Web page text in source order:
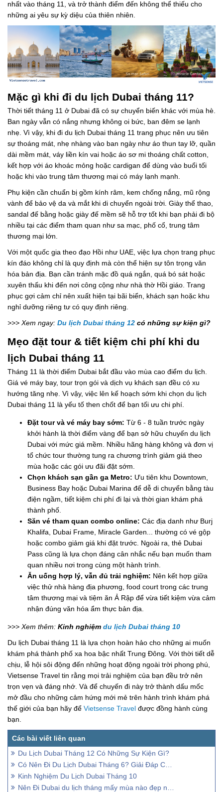
nhất vào tháng 11, và trở thành điểm đến không thể thiếu cho
những ai yêu sự kỳ diệu của thiên nhiên.
Mặc gì khi đi du lịch Dubai tháng 11?
Thời tiết tháng 11 ở Dubai đã có sự chuyển biến khác với mùa hè.
Ban ngày vẫn có nắng nhưng không oi bức, ban đêm se lạnh
nhẹ. Vì vậy, khi đi du lịch Dubai tháng 11 trang phục nên ưu tiên
sự thoáng mát, nhẹ nhàng vào ban ngày như áo thun tay lỡ, quần
dài mềm mát, váy liền kín vai hoặc áo sơ mi thoáng chất cotton,
kết hợp với áo khoác mỏng hoặc cardigan để dùng vào buổi tối
hoặc khi vào trung tâm thương mại có máy lạnh mạnh.
Phụ kiện cần chuẩn bị gồm kính râm, kem chống nắng, mũ rộng
vành để bảo vệ da và mắt khi di chuyển ngoài trời. Giày thể thao,
sandal đế bằng hoặc giày đế mềm sẽ hỗ trợ tốt khi bạn phải đi bộ
nhiều tại các điểm tham quan như sa mạc, phố cổ, trung tâm
thương mại lớn.
Với một quốc gia theo đạo Hồi như UAE, việc lựa chọn trang phục
kín đáo không chỉ là quy định mà còn thể hiện sự tôn trọng văn
hóa bản địa. Bạn cần tránh mặc đồ quá ngắn, quá bó sát hoặc
xuyên thấu khi đến nơi công cộng như nhà thờ Hồi giáo. Trang
phục gợi cảm chỉ nên xuất hiện tại bãi biển, khách sạn hoặc khu
nghỉ dưỡng riêng tư có quy định riêng.
>>> Xem ngay: Du lịch Dubai tháng 12 có những sự kiện gì?
Mẹo đặt tour & tiết kiệm chi phí khi du
lịch Dubai tháng 11
Tháng 11 là thời điểm Dubai bắt đầu vào mùa cao điểm du lịch.
Giá vé máy bay, tour trọn gói và dịch vụ khách sạn đều có xu
hướng tăng nhẹ. Vì vậy, việc lên kế hoạch sớm khi chọn du lịch
Dubai tháng 11 là yếu tố then chốt để bạn tối ưu chi phí.
Đặt tour và vé máy bay sớm: Từ 6 - 8 tuần trước ngày
khởi hành là thời điểm vàng để bạn sở hữu chuyến du lịch
Dubai với mức giá mềm. Nhiều hãng hàng không và đơn vị
tổ chức tour thường tung ra chương trình giảm giá theo
mùa hoặc các gói ưu đãi đặt sớm.
Chọn khách sạn gần ga Metro: Ưu tiên khu Downtown,
Business Bay hoặc Dubai Marina để dễ di chuyển bằng tàu
điện ngầm, tiết kiệm chi phí đi lại và thời gian khám phá
thành phố.
Săn vé tham quan combo online: Các địa danh như Burj
Khalifa, Dubai Frame, Miracle Garden... thường có vé gộp
hoặc combo giảm giá khi đặt trước. Ngoài ra, thẻ Dubai
Pass cũng là lựa chọn đáng cân nhắc nếu bạn muốn tham
quan nhiều nơi trong cùng một hành trình.
Ăn uống hợp lý, vẫn đủ trải nghiệm: Nên kết hợp giữa
việc thử nhà hàng địa phương, food court trong các trung
tâm thương mại và tiệm ăn Ả Rập để vừa tiết kiệm vừa cảm
nhận đúng văn hóa ẩm thực bản địa.
>>> Xem thêm: Kinh nghiệm du lịch Dubai tháng 10
Du lịch Dubai tháng 11 là lựa chọn hoàn hảo cho những ai muốn
khám phá thành phố xa hoa bậc nhất Trung Đông. Với thời tiết dễ
chịu, lễ hội sôi động đến những hoạt động ngoài trời phong phú,
Vietsense Travel tin rằng mọi trải nghiệm của bạn đều trở nên
trọn vẹn và đáng nhớ. Và để chuyến đi này trở thành dấu mốc
mở đầu cho những cảm hứng mới mẻ trên hành trình khám phá
thế giới của bạn hãy để Vietsense Travel được đồng hành cùng
bạn.
Du Lịch Dubai Tháng 12 Có Những Sự Kiện Gì?
Có Nên Đi Du Lịch Dubai Tháng 6? Giải Đáp Chi Tiết
Kinh Nghiệm Du Lịch Dubai Tháng 10
Nên Đi Dubai du lịch tháng mấy mùa nào đẹp nhất trong năm?